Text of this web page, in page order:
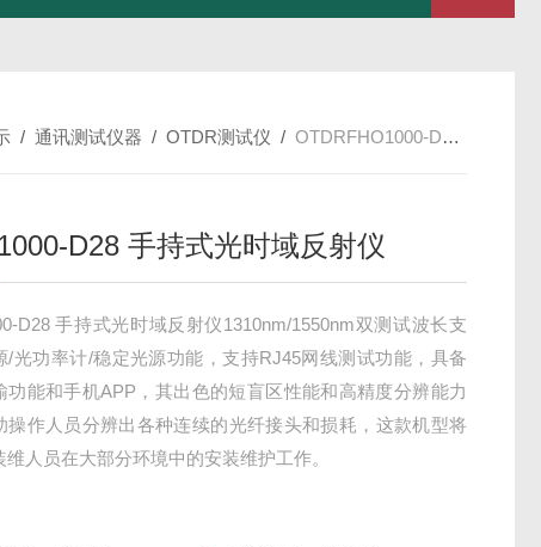
/通讯测试仪器 /OTDR测试仪 /OTDRFHO1000-D28 手持式光时域反射仪
D28 手持式光时域反射仪
D28 手持式光时域反射仪1310nm/1550nm双测试波长支
/光功率计/稳定光源功能，支持RJ45网线测试功能，具备
功能和手机APP，其出色的短盲区性能和高精度分辨能力
操作人员分辨出各种连续的光纤接头和损耗，这款机型将
维人员在大部分环境中的安装维护工作。